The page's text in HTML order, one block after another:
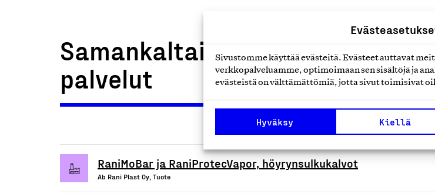
Sivustomme käyttää evästeitä. Evästeet auttavat
verkkopalveluamme, optimoimaan sen sisältöjä ja
evästeistä on välttämättömiä, jotta sivut toimisivat
Hyväksy Kiellä
Samankaltaiset tuotteet tai
palvelut
RaniMoBar ja RaniProtecVapor, höyrynsulkukalvot
Ab Rani Plast Oy, Tuote